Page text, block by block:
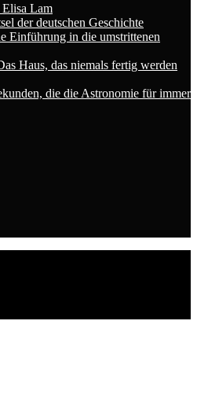
Elisa Lam
der deutschen Geschichte
Einführung in die umstrittenen
Haus, das niemals fertig werden
die die Astronomie für immer